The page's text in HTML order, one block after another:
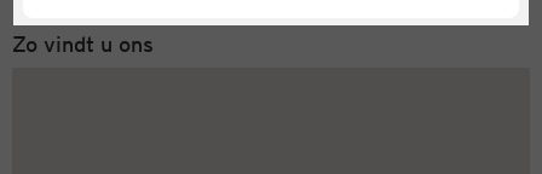
Zo vindt u ons